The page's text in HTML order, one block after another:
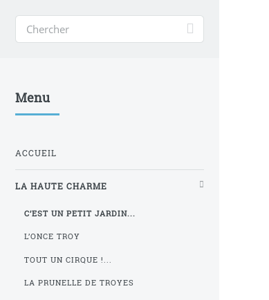
Menu
ACCUEIL
LA HAUTE CHARME
C’EST UN PETIT JARDIN...
L’ONCE TROY
TOUT UN CIRQUE !...
LA PRUNELLE DE TROYES